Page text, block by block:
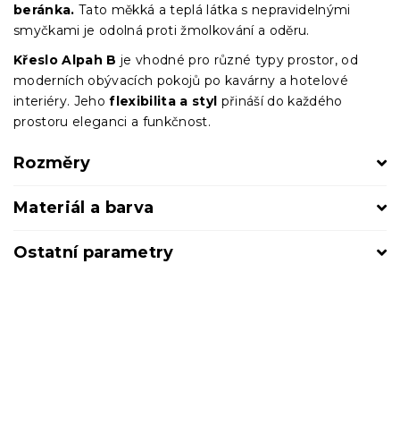
beránka. Tato měkká a teplá látka s nepravidelnými
smyčkami je odolná proti žmolkování a oděru.
Křeslo Alpah B je vhodné pro různé typy prostor, od
moderních obývacích pokojů po kavárny a hotelové
interiéry. Jehoflexibilita a styl přináší do každého
prostoru eleganci a funkčnost.
Rozměry
Materiál a barva
Ostatní parametry